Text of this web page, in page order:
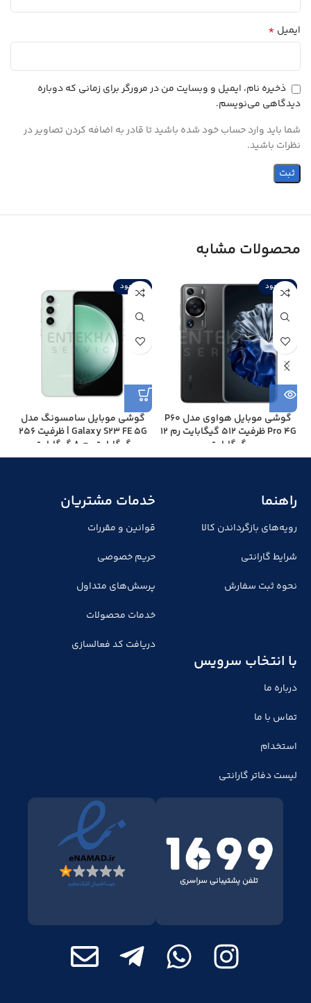
ایمیل *
ذخیره نام، ایمیل و وبسایت من در مرورگر برای زمانی که دوباره
دیدگاهی می‌نویسم.
شما باید وارد حساب خود شده باشید تا قادر به اضافه کردن تصاویر در
نظرات باشید.
محصولات مشابه
ناموجود
گوشی موبايل هواوی مدل P60
Pro 4G ظرفیت 512 گیگابایت رم 12
گیگابایت
ناموجود
گوشی موبايل سامسونگ مدل
Galaxy S23 FE 5G | ظرفیت 256
گیگابایت رم 8 گیگابایت
راهنما
رویه‌های بازگرداندن کالا
شرایط گارانتی
نحوه ثبت سفارش
خدمات مشتریان
قوانین و مقررات
حریم خصوصی
پرسش‌های متداول
خدمات محصولات
دریافت کد فعالسازی
با انتخاب سرویس
درباره ما
تماس با ما
استخدام
لیست دفاتر گارانتی